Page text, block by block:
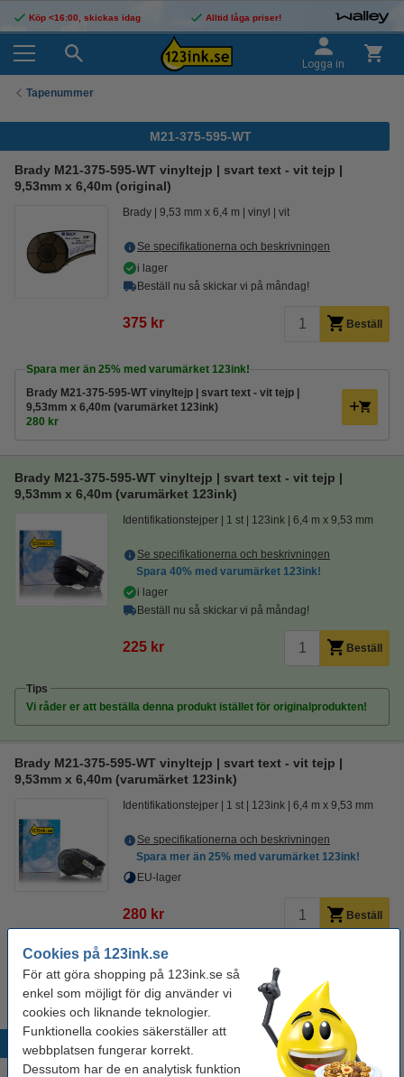
Cookies på 123ink.se
För att göra shopping på 123ink.se så
enkel som möjligt för dig använder vi
cookies och liknande teknologier.
Funktionella cookies säkerställer att
webbplatsen fungerar korrekt.
Dessutom har de en analytisk funktion
Köp <16:00, skickas idag Alltid låga priser!
Logga in
Tapenummer
M21-375-595-WT
Brady M21-375-595-WT vinyltejp | svart text - vit tejp |
9,53mm x 6,40m (original)
Brady 9,53 mm x 6,4 m vinyl vit
Se specifikationerna och beskrivningen
i lager
Beställ nu så skickar vi på måndag!
375 kr Beställ
Spara mer än 25% med varumärket 123ink!
Brady M21-375-595-WT vinyltejp | svart text - vit tejp |
9,53mm x 6,40m (varumärket 123ink)
280 kr
Brady M21-375-595-WT vinyltejp | svart text - vit tejp |
9,53mm x 6,40m (varumärket 123ink)
Identifikationstejper 1 st 123ink 6,4 m x 9,53 mm
Se specifikationerna och beskrivningen
Spara 40% med varumärket 123ink!
i lager
Beställ nu så skickar vi på måndag!
225 kr Beställ
Tips
Vi råder er att beställa denna produkt istället för originalprodukten!
Brady M21-375-595-WT vinyltejp | svart text - vit tejp |
9,53mm x 6,40m (varumärket 123ink)
Identifikationstejper 1 st 123ink 6,4 m x 9,53 mm
Se specifikationerna och beskrivningen
Spara mer än 25% med varumärket 123ink!
EU-lager
280 kr Beställ
Tips
Vi råder er att beställa denna produkt istället för originalprodukten!
Populära produkter